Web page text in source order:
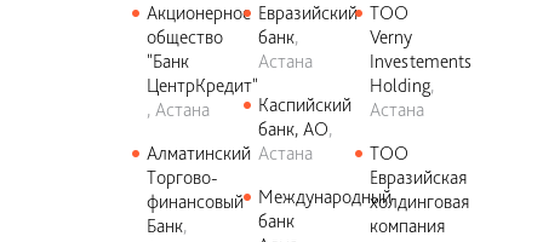
Акционерное
общество
"Банк
ЦентрКредит"
Астана
Алматинский
Торгово-
финансовый
Банк
Евразийский
банк
Астана
Каспийский
банк, АО
Астана
Международный
банк
ТОО
Verny
Investements
Holding
Астана
ТОО
Евразийская
холдинговая
компания